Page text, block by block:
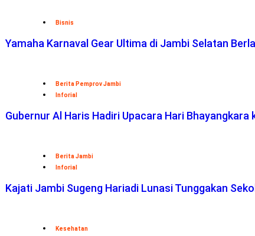
Bisnis
Yamaha Karnaval Gear Ultima di Jambi Selatan
Berita Pemprov Jambi
Inforial
Gubernur Al Haris Hadiri Upacara Hari
Berita Jambi
Inforial
Kajati Jambi Sugeng Hariadi Lunasi Tunggakan
Kesehatan